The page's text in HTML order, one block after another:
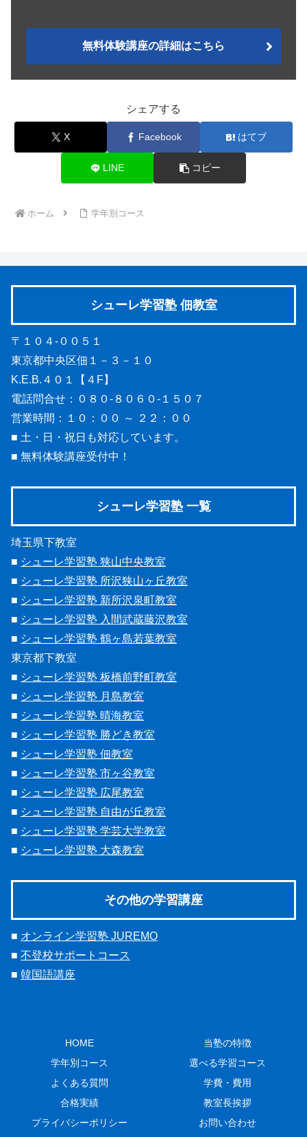
無料体験講座の詳細はこちら
シェアする
X Facebook はてブ
LINE コピー
ホーム 学年別コース
シューレ学習塾 佃教室
〒１０４-００５１
東京都中央区佃１－３－１０
K.E.B.４０１【４F】
電話問合せ：０８０-８０６０-１５０７
営業時間：１０：００ ～ ２２：００
■ 土・日・祝日も対応しています。
■ 無料体験講座受付中！
シューレ学習塾 一覧
埼玉県下教室
■ シューレ学習塾 狭山中央教室
■ シューレ学習塾 所沢狭山ヶ丘教室
■ シューレ学習塾 新所沢泉町教室
■ シューレ学習塾 入間武蔵藤沢教室
■ シューレ学習塾 鶴ヶ島若葉教室
東京都下教室
■ シューレ学習塾 板橋前野町教室
■ シューレ学習塾 月島教室
■ シューレ学習塾 晴海教室
■ シューレ学習塾 勝どき教室
■ シューレ学習塾 佃教室
■ シューレ学習塾 市ヶ谷教室
■ シューレ学習塾 広尾教室
■ シューレ学習塾 自由が丘教室
■ シューレ学習塾 学芸大学教室
■ シューレ学習塾 大森教室
その他の学習講座
■ オンライン学習塾 JUREMO
■ 不登校サポートコース
■ 韓国語講座
HOME
当塾の特徴
学年別コース
選べる学習コース
よくある質問
学費・費用
合格実績
教室長挨拶
プライバシーポリシー
お問い合わせ